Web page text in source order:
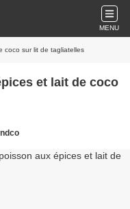
MENU
coco sur lit de tagliatelles
et lait de coco